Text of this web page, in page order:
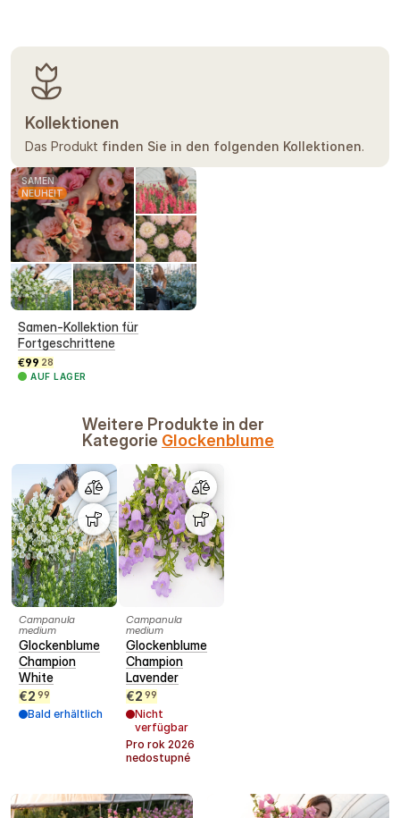
Kollektionen
Das Produkt finden Sie in den folgenden Kollektionen.
SAMEN
NEUHEIT
Samen-Kollektion für
Fortgeschrittene
€99 28
AUF LAGER
Weitere Produkte in der
Kategorie Glockenblume
Campanula
medium
Glockenblume
Champion
White
€2 99
Bald erhältlich
Campanula
medium
Glockenblume
Champion
Lavender
€2 99
Nicht
verfügbar
Pro rok 2026
nedostupné